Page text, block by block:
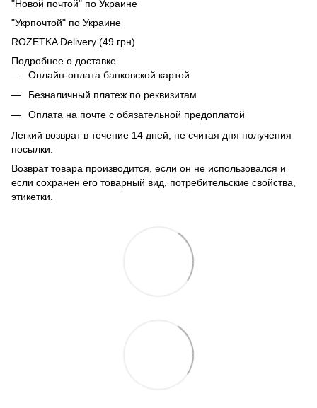
"Новой почтой" по Украине
"Укрпочтой" по Украине
ROZETKA Delivery (49 грн)
Подробнее о доставке
Онлайн-оплата банковской картой
Безналичный платеж по реквизитам
Оплата на почте с обязательной предоплатой
Легкий возврат в течение 14 дней, не считая дня получения
посылки.
Возврат товара производится, если он не использовался и
если сохранен его товарный вид, потребительские свойства,
этикетки.